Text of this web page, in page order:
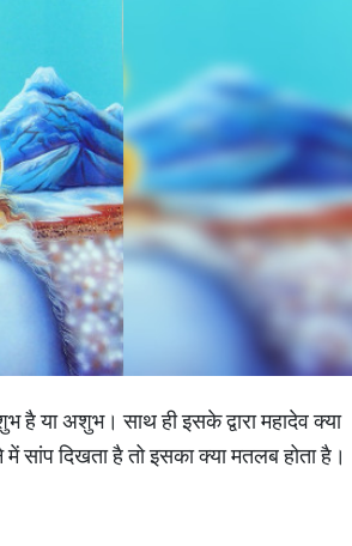
या अशुभ। साथ ही इसके द्वारा महादेव क्या
दिखता है तो इसका क्या मतलब होता है।